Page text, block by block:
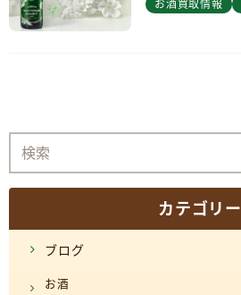
お酒買取情報
カテゴリー
ブログ
お酒